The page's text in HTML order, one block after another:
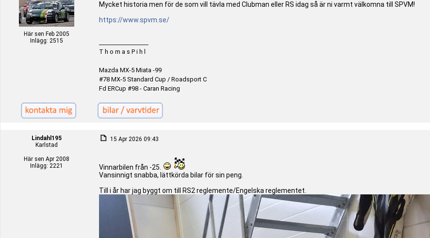
Här sen Feb 2005
Inlägg: 2515
Mycket historia men för de som vill tävla med Clubman eller RS idag så är ni varmt välkomna till SPVM!
https://www.spvm.se/
T h o m a s P i h l
Mazda MX-5 Miata -99
#78 MX-5 Standard Cup / Roadsport C
Fd ERCup #98 - Caran Racing
Lindahl195
Karlstad
Här sen Apr 2008
Inlägg: 2221
15 Apr 2026 09:43
Vinnarbilen från -25.
Vansinnigt snabba, lättkörda bilar för sin peng.
Till i år har jag byggt om till RS2 reglemente/Engelska reglementet.